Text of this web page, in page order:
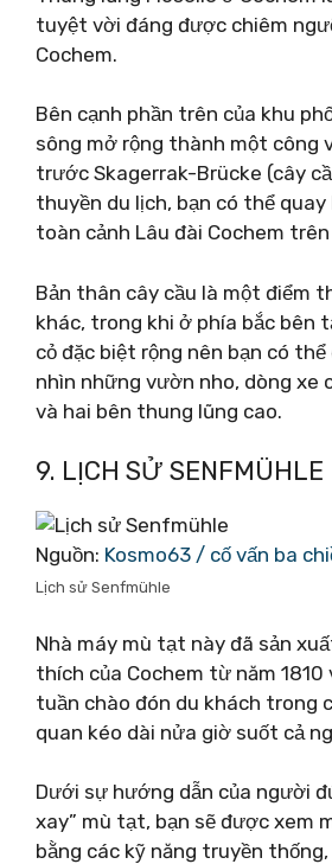
tuyệt vời đáng được chiêm
Cochem.
Bên cạnh phần trên của khu
sông mở rộng thành một công
trước Skagerrak-Brücke (cây
thuyền du lịch, bạn có thể quay
toàn cảnh Lâu đài Cochem
Bản thân cây cầu là một điểm
khác, trong khi ở phía bắc bên
cỏ đặc biệt rộng nên bạn có thể
nhìn những vườn nho, dòng xe
và hai bên thung lũng cao.
9. LỊCH SỬ SENFMÜHLE
Nguồn: Kosmo63 / cố vấn ba
Lịch sử Senfmühle
Nhà máy mù tạt này đã sản
thích của Cochem từ năm 1810
tuần chào đón du khách trong
quan kéo dài nửa giờ suốt cả
Dưới sự hướng dẫn của người
xay” mù tạt, bạn sẽ được xem
bằng các kỹ năng truyền